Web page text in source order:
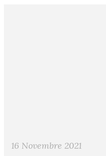
16 Novembre 2021